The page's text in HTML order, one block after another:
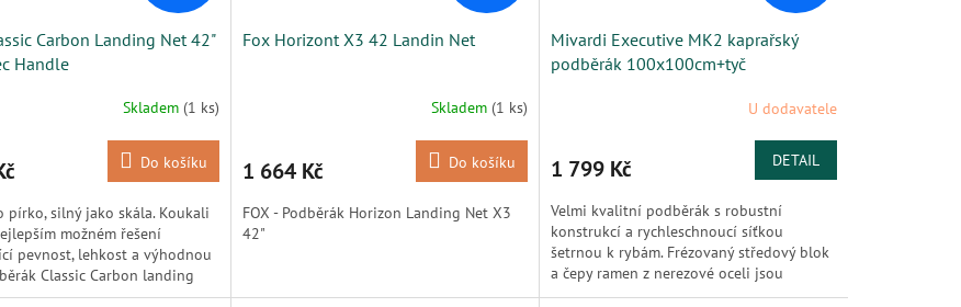
Carbon Landing Net 42"
Handle
Skladem (1 ks)
Do košíku
pírko, silný jako skála. Koukali
možném řešení
pevnost, lehkost a výhodnou
Classic Carbon landing
celého...
Fox Horizont X3 42 Landin Net
Skladem (1 ks)
1 664 Kč Do košíku
FOX - Podběrák Horizon Landing Net X3
42"
Mivardi Executive MK2 kaprařský
podběrák 100x100cm+tyč
U dodavatele
1 799 Kč DETAIL
Velmi kvalitní podběrák s robustní
konstrukcí a rychleschnoucí síťkou
šetrnou k rybám. Frézovaný středový blok
a čepy ramen z nerezové oceli jsou
zárukou nekompromisní kvality a...